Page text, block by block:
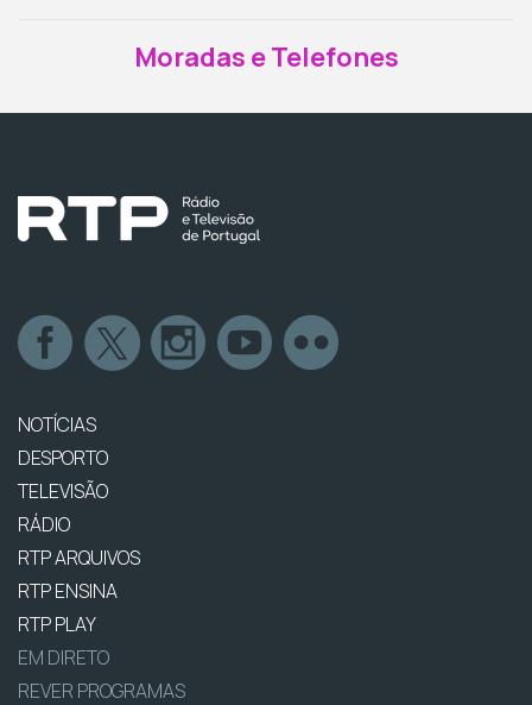
Moradas e Telefones
NOTÍCIAS
DESPORTO
TELEVISÃO
RÁDIO
RTP ARQUIVOS
RTP ENSINA
RTP PLAY
EM DIRETO
REVER PROGRAMAS